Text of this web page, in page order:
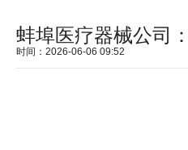
蚌埠医疗器械公司
时间：2026-06-06 09:52